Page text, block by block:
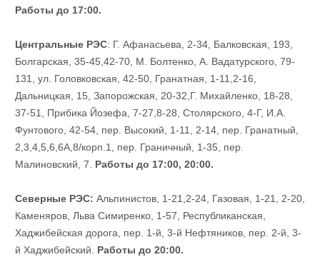
Работы до 17:00.
Центральные РЭС: Г. Афанасьева, 2-34, Балковская, 193,
Болгарская, 35-45,42-70, М. Болтенко, А. Вадатурского, 79-
131, ул. Головковская, 42-50, Гранатная, 1-11,2-16,
Дальницкая, 15, Запорожская, 20-32,Г. Михайленко, 18-28,
37-51, Прибика Йозефа, 7-27,8-28, Столярского, 4-Г, И.А.
Фунтового, 42-54, пер. Высокий, 1-11, 2-14, пер. Гранатный,
2,3,4,5,6,6А,8/корп.1, пер. Граничный, 1-35, пер.
Малиновский, 7. Работы до 17:00, 20:00.
Северные РЭС: Альпинистов, 1-21,2-24, Газовая, 1-21, 2-20,
Каменяров, Льва Симиренко, 1-57, Республиканская,
Хаджибейская дорога, пер. 1-й, 3-й Нефтяников, пер. 2-й, 3-
й Хаджибейский. Работы до 20:00.